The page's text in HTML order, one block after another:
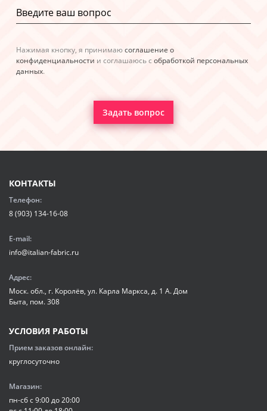
Нажимая кнопку, я принимаюсоглашение о
конфиденциальности и соглашаюсь с обработкой персональных
данных.
Задать вопрос
КОНТАКТЫ
Телефон:
8 (903) 134-16-08
E-mail:
info@italian-fabric.ru
Адрес:
Моск. обл., г. Королёв, ул. Карла Маркса, д. 1 А. Дом
Быта, пом. 308
УСЛОВИЯ РАБОТЫ
Прием заказов онлайн:
круглосуточно
Магазин:
пн-сб с 9:00 до 20:00